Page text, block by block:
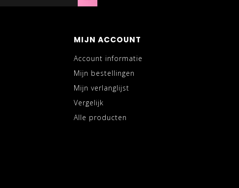
MIJN ACCOUNT
Account informatie
Mijn bestellingen
Mijn verlanglijst
Vergelijk
Alle producten